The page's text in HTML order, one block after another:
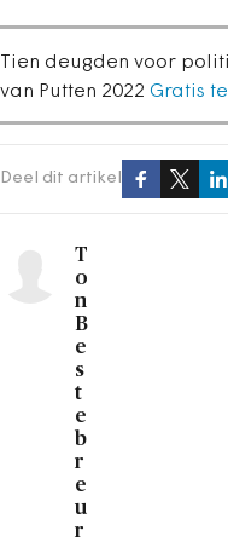
Tien deugden voor
van Putten 2022 Gratis
Deel dit artikel
T
o
n
B
e
s
t
e
b
r
e
u
r